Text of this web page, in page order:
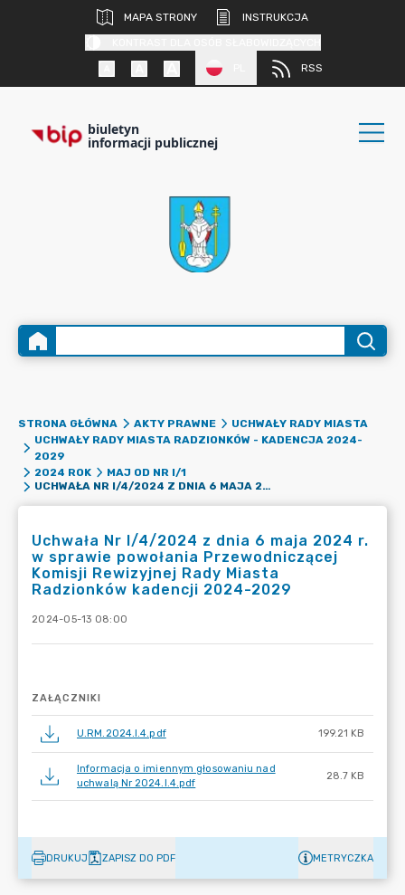
MAPA STRONY
INSTRUKCJA
RSS
biuletyn
informacji publicznej
STRONA GŁÓWNA AKTY PRAWNE
UCHWAŁY RADY MIASTA
UCHWAŁY RADY MIASTA RADZIONKÓW - KADENCJA 2024-
2029
2024 ROK
MAJ OD NR I/1
UCHWAŁA NR I/4/2024 Z DNIA 6 MAJA 2024 R. W SPRAWIE POWOŁANIA PRZEWODNICZĄCEJ KOMISJI REWIZYJNEJ RADY MIASTA RADZIONKÓW KADENCJI 2024-2029
Uchwała Nr I/4/2024 z dnia 6 maja 2024 r.
w sprawie powołania Przewodniczącej
Komisji Rewizyjnej Rady Miasta
Radzionków kadencji 2024-2029
2024-05-13 08:00
ZAŁĄCZNIKI
U.RM.2024.I.4.pdf 199.21 KB
Informacja o imiennym głosowaniu nad
uchwalą Nr 2024.I.4.pdf
28.7 KB
DRUKUJ ZAPISZ DO PDF METRYCZKA